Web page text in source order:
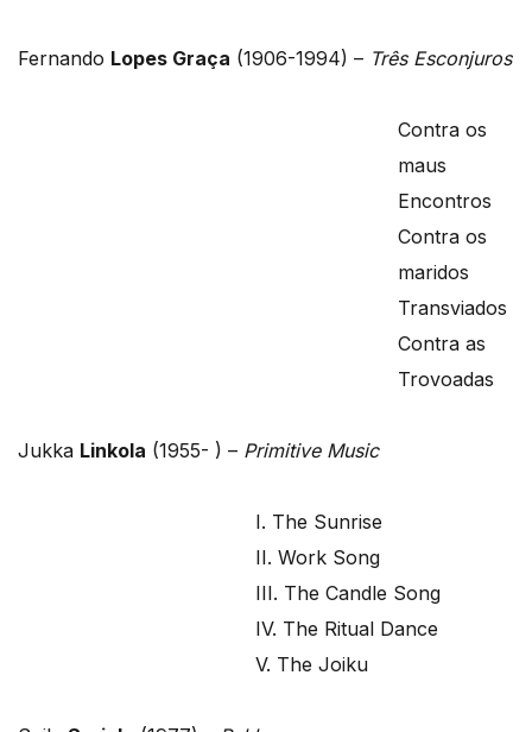
Fernando Lopes Graça (1906-1994) – Três Esconjuros
Contra os
maus
Encontros
Contra os
maridos
Transviados
Contra as
Trovoadas
Jukka Linkola (1955- ) – Primitive Music
I. The Sunrise
II. Work Song
III. The Candle Song
IV. The Ritual Dance
V. The Joiku